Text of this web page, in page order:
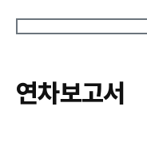
역대 원장약력
설립목적 / 연혁
연차보고서